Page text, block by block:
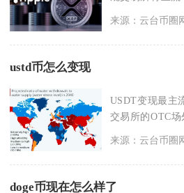
来源：云台币圈
ustd币怎么变现
USDT变现最主
交易所的OTC
来源：云台币圈
doge币现在怎么样了